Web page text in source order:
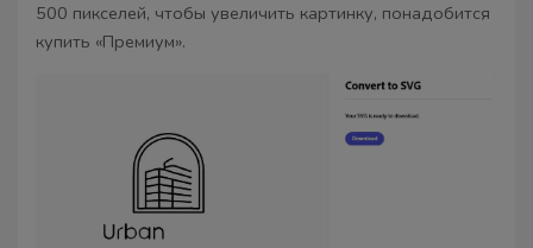
500 пикселей, чтобы увеличить картинку, понадобится
купить «Премиум».